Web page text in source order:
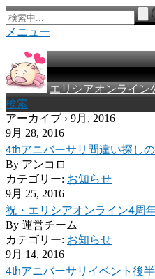
メニュー
エリシアオンライン
検索
アーカイブ › 9月, 2016
9月 28, 2016
4thアニバーサリ間違い探し
By アンコロ
カテゴリー: お知らせ
9月 25, 2016
祝・エリシアオンライン4周
By 運営チーム
カテゴリー: お知らせ
9月 14, 2016
4thアニバーサリイベント後